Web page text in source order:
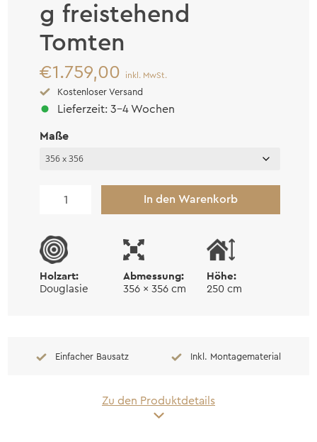
g freistehend
Tomten
€1.759,00 inkl. MwSt.
Kostenloser Versand
Lieferzeit: 3-4 Wochen
Maße
Terrassenüberdachung
Menge
In den Warenkorb
Holzart:
Douglasie
Abmessung:
356 x 356 cm
Höhe:
250 cm
Einfacher Bausatz Inkl. Montagematerial
Zu den Produktdetails